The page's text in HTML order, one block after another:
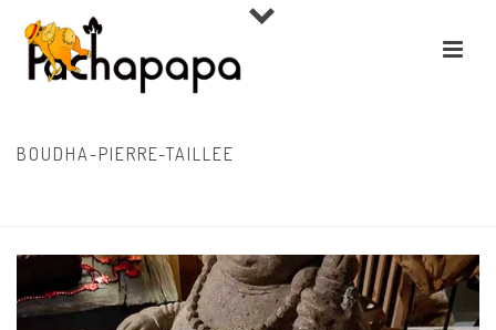
BOUDHA-PIERRE-TAILLEE